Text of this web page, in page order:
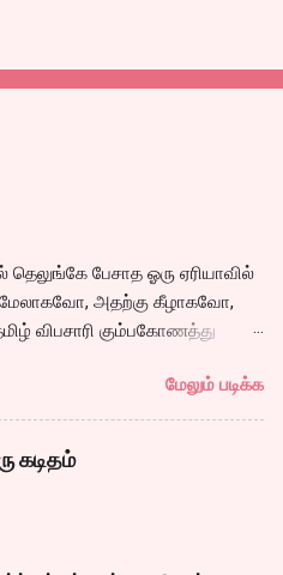
பேசாத ஓரு ஏரியாவில்
மேலாகவோ, அதற்கு கீழாகவோ,
விபசாரி கும்பகோணத்து
அவளுடய வாழ்கை எப்படி
ஓரு நல்ல லைனை , சங்கீதா
சுழற்றி, சுழற்றி நடப்பதை போல்
குழப்பி, நம்பமுடியாத
சொதப்பி,சங்கீதாவை ஏதோ
மேலும் படிக்க
கடிதம்